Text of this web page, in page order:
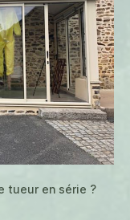
tueur en série ?